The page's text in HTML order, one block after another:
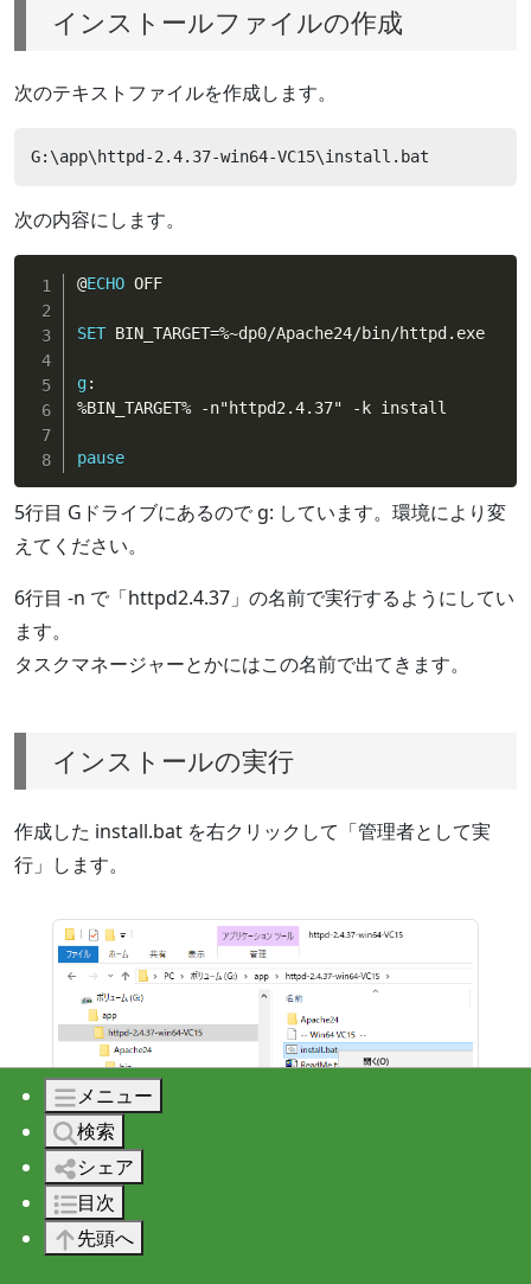
インストールファイルの作成
次のテキストファイルを作成します。
G:\app\httpd-2.4.37-win64-VC15\install.bat
次の内容にします。
@ECHO OFF
SET BIN_TARGET=%~dp0/Apache24/bin/httpd.exe
g:
%BIN_TARGET% -n"httpd2.4.37" -k install
pause
5行目 Gドライブにあるので g: しています。環境により変
えてください。
6行目 -n で「httpd2.4.37」の名前で実行するようにしてい
ます。
タスクマネージャーとかにはこの名前で出てきます。
インストールの実行
作成した install.bat を右クリックして「管理者として実
行」します。
実行するとコマンドプロンプトが開いて↓のように出てき
ます。
メニュー
検索
シェア
目次
先頭へ